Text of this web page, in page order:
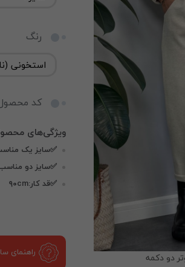
دو دکمه
رنگ
کد محصول:
✅سایز یک مناسب: 38/
✅سایز دو مناسب:42/
✅قد کار:۹۰cm
راهنمای